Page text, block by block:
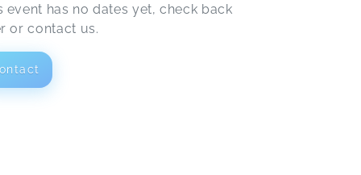
event has no dates yet, check back
or contact us.